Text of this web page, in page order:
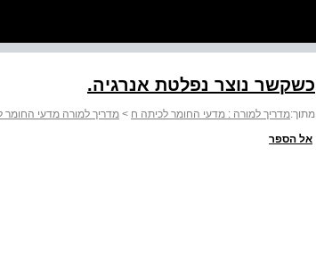
כשקשר נוצר נפלטת אנרגיה.
מתוך:מדריך למורה : מדעי החומר לכיתה ח > מדריך למורה מדעי החומר
אל הספר